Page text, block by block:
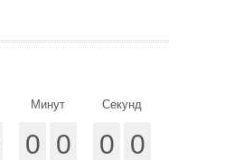
Минут
0 0
Секунд
0 0